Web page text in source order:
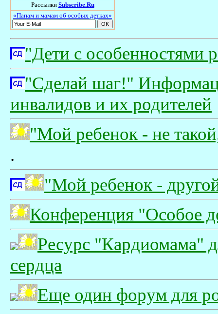
Рассылки Subscribe.Ru
«Папам и мамам об особых детках»
"Дети с особенностями
"Сделай шаг!"
инвалидов и их родителей
"Мой ребенок - не
.
"Мой ребенок -
Конференция "Особое
Ресурс "Кардиомама"
сердца
Еще один форум для